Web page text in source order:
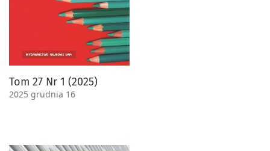
Tom 27 Nr 1 (2025)
2025 grudnia 16